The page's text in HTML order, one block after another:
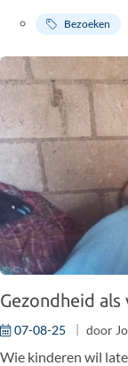
Comalapa en het
bijzonder veel
Bezoeken
Gezondheid
07-08-25 door Jo
Wie kinderen wil